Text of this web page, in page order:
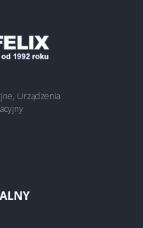
Urządzenia